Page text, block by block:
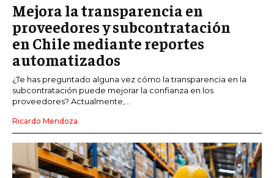
Mejora la transparencia en
proveedores y subcontratación
en Chile mediante reportes
automatizados
¿Te has preguntado alguna vez cómo la transparencia en la
subcontratación puede mejorar la confianza en los
proveedores? Actualmente,...
Ricardo Mendoza